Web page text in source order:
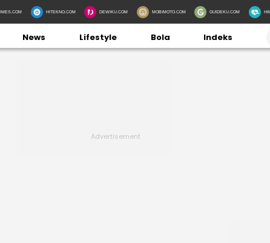
HITEKNO.COM DEWIKU.COM MOBIMOTO.COM GUIDEKU.COM
News Lifestyle Bola Indeks